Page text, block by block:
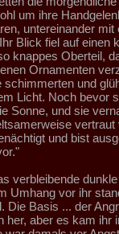
um ihre
untereinander mit
Blick fiel auf einen
knappes Oberteil,
Ornamenten
schimmerten und
Licht. Noch bevor
Sonne, und sie
vertraut
und bist
verbleibende
Umhang vor ihr
Die Basis ... der
her, aber es kam ihr